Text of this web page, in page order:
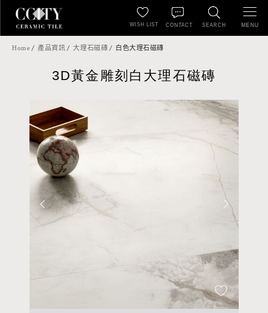
SEARCH
WISH LIST CONTACT MENU
Home 產品資訊 大理石磁磚 白色大理石磁磚
3D黃金雕刻白大理石磁磚